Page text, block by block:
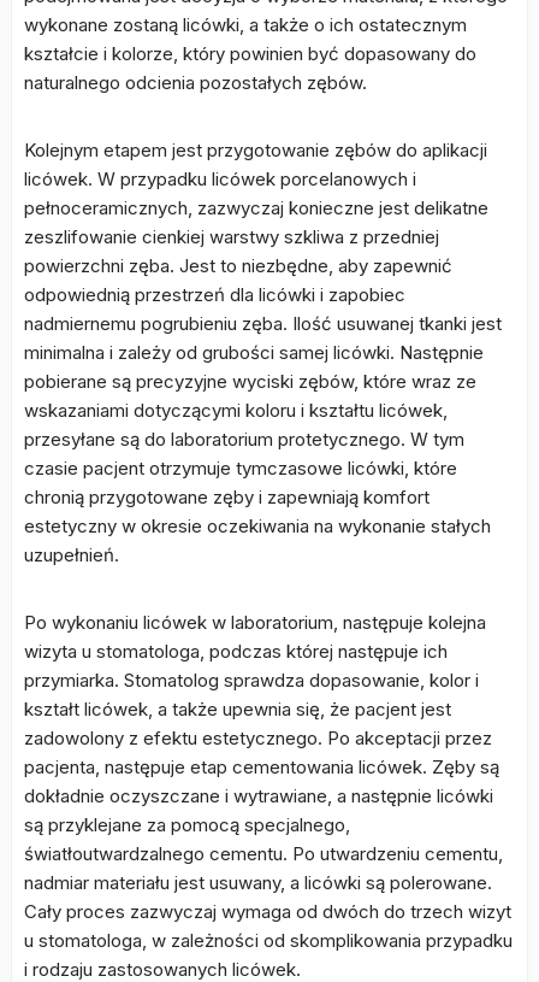
wykonane zostaną licówki, a także o ich ostatecznym
kształcie i kolorze, który powinien być dopasowany do
naturalnego odcienia pozostałych zębów.
Kolejnym etapem jest przygotowanie zębów do aplikacji
licówek. W przypadku licówek porcelanowych i
pełnoceramicznych, zazwyczaj konieczne jest delikatne
zeszlifowanie cienkiej warstwy szkliwa z przedniej
powierzchni zęba. Jest to niezbędne, aby zapewnić
odpowiednią przestrzeń dla licówki i zapobiec
nadmiernemu pogrubieniu zęba. Ilość usuwanej tkanki jest
minimalna i zależy od grubości samej licówki. Następnie
pobierane są precyzyjne wyciski zębów, które wraz ze
wskazaniami dotyczącymi koloru i kształtu licówek,
przesyłane są do laboratorium protetycznego. W tym
czasie pacjent otrzymuje tymczasowe licówki, które
chronią przygotowane zęby i zapewniają komfort
estetyczny w okresie oczekiwania na wykonanie stałych
uzupełnień.
Po wykonaniu licówek w laboratorium, następuje kolejna
wizyta u stomatologa, podczas której następuje ich
przymiarka. Stomatolog sprawdza dopasowanie, kolor i
kształt licówek, a także upewnia się, że pacjent jest
zadowolony z efektu estetycznego. Po akceptacji przez
pacjenta, następuje etap cementowania licówek. Zęby są
dokładnie oczyszczane i wytrawiane, a następnie licówki
są przyklejane za pomocą specjalnego,
światłoutwardzalnego cementu. Po utwardzeniu cementu,
nadmiar materiału jest usuwany, a licówki są polerowane.
Cały proces zazwyczaj wymaga od dwóch do trzech wizyt
u stomatologa, w zależności od skomplikowania przypadku
i rodzaju zastosowanych licówek.